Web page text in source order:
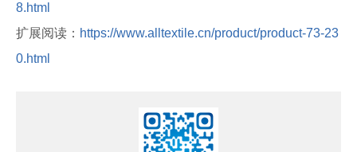
8.html
扩展阅读： https://www.alltextile.cn/product/product-73-23
0.html